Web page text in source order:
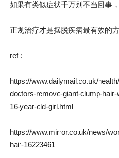
如果有类似症状千万别不当回事
正规治疗才是摆脱疾病最有效的
ref：
https://www.dailymail.co.uk/
doctors-remove-giant-clump-
16-year-old-girl.html
https://www.mirror.co.uk/news/
hair-16223461